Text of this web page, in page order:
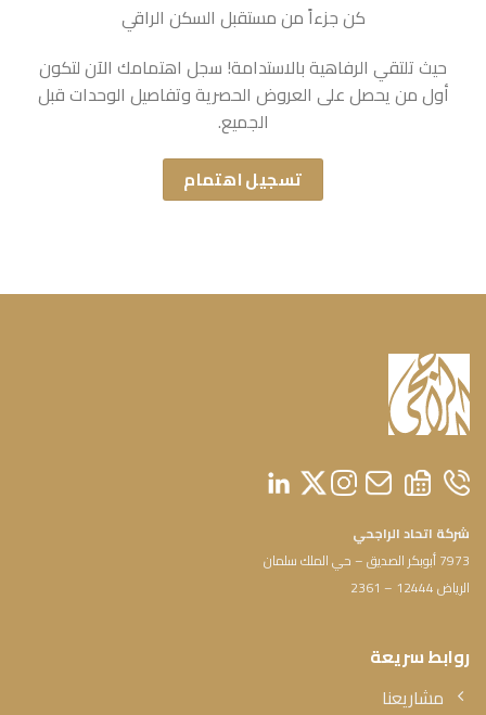
كن جزءاً من مستقبل السكن الراقي
حيث تلتقي الرفاهية بالاستدامة! سجل اهتمامك الآن لتكون
أول من يحصل على العروض الحصرية وتفاصيل الوحدات قبل
الجميع.
تسجيل اهتمام
شركة اتحاد الراجحي
7973 أبوبكر الصديق – حي الملك سلمان
الرياض 12444 – 2361
روابط سريعة
مشاريعنا